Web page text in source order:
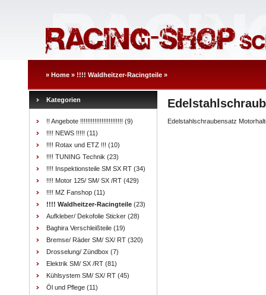
» Home » !!!! Waldheitzer-Racingteile »
Kategorien
!! Angebote !!!!!!!!!!!!!!!!!!!!!!!! (9)
!!!! NEWS !!!!! (11)
!!!! Rotax und ETZ !!! (10)
!!!! TUNING Technik (23)
!!!! Inspektionsteile SM SX RT (34)
!!!! Motor 125/ SM/ SX /RT (429)
!!!! MZ Fanshop (11)
!!!! Waldheitzer-Racingteile (23)
Aufkleber/ Dekofolie Sticker (28)
Baghira Verschleißteile (19)
Bremse/ Räder SM/ SX/ RT (320)
Drosselung/ Zündbox (7)
Elektrik SM/ SX /RT (81)
Kühlsystem SM/ SX/ RT (45)
Öl und Pflege (11)
Edelstahlschraubensatz